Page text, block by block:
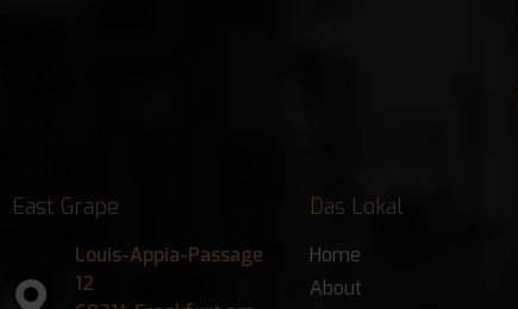
East Grape
Louis-Appia-Passage
12
Das Lokal
Home
About